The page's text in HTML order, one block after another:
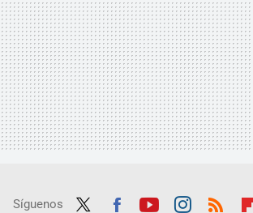
Síguenos